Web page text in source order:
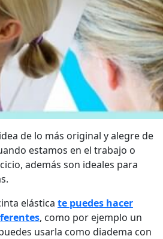
de lo más original y alegre de
estamos en el trabajo o
además son ideales para
elástica te puedes hacer
, como por ejemplo un
usarla como diadema con